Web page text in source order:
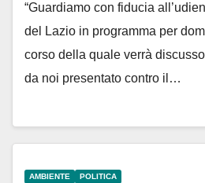
“Guardiamo con fiducia
del Lazio in programma per
corso della quale verrà
da noi presentato contro il…
AMBIENTE POLITICA